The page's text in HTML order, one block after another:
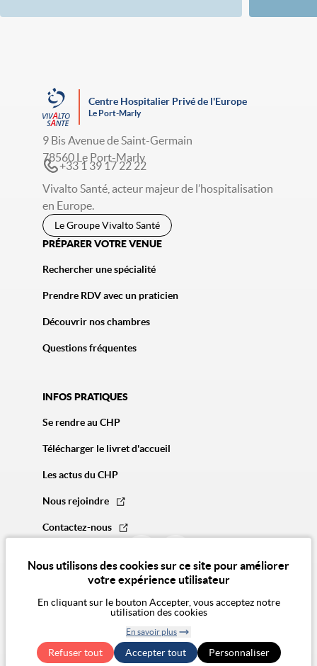
Nous utilisons des cookies sur ce site pour améliorer
votre expérience utilisateur
En cliquant sur le bouton Accepter, vous acceptez notre
utilisation des cookies
En savoir plus
Refuser tout Accepter tout
Retirer le
consentementPersonnaliser
Centre Hospitalier Privé de l'Europe
Le Port-Marly
9 Bis Avenue de Saint-Germain
78560 Le Port-Marly
+33 1 39 17 22 22
Vivalto Santé, acteur majeur de l’hospitalisation
en Europe.
Le Groupe Vivalto Santé
PRÉPARER VOTRE VENUE
Rechercher une spécialité
Prendre RDV avec un praticien
Découvrir nos chambres
Questions fréquentes
INFOS PRATIQUES
Se rendre au CHP
Télécharger le livret d'accueil
Les actus du CHP
Nous rejoindre
Contactez-nous
Politique de confidentialité
Exercer mes droits RGPD
Accessibilité Numérique : non conforme